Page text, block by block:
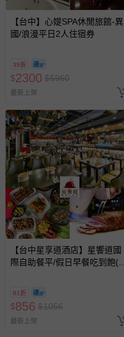
【台中】心媞SPA休閒旅館-異
國/浪漫平日2人住宿券
39折
$2300 $5960
最新上架
【台中星享道酒店】星饗道國
際自助餐平/假日早餐吃到飽(2
81折
$856 $1056
最新上架